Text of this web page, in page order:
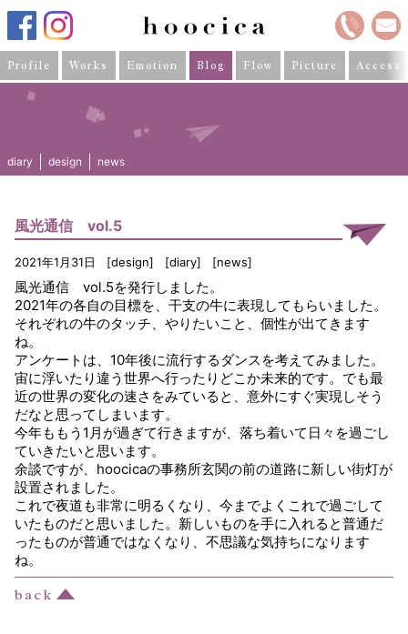
Profile Works Emotion Blog Flow Picture Access
diary design news
風光通信 vol.5
2021年1月31日 design diary news
風光通信 vol.5を発行しました。
2021年の各自の目標を、干支の牛に表現してもらいました。
それぞれの牛のタッチ、やりたいこと、個性が出てきます
ね。
アンケートは、10年後に流行するダンスを考えてみました。
宙に浮いたり違う世界へ行ったりどこか未来的です。でも最
近の世界の変化の速さをみていると、意外にすぐ実現しそう
だなと思ってしまいます。
今年ももう1月が過ぎて行きますが、落ち着いて日々を過ごし
ていきたいと思います。
余談ですが、hoocicaの事務所玄関の前の道路に新しい街灯が
設置されました。
これで夜道も非常に明るくなり、今までよくこれで過ごして
いたものだと思いました。新しいものを手に入れると普通だ
ったものが普通ではなくなり、不思議な気持ちになります
ね。